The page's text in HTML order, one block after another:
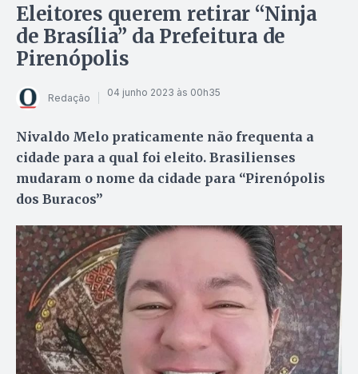
Eleitores querem retirar “Ninja
de Brasília” da Prefeitura de
Pirenópolis
Redação 04 junho 2023 às 00h35
Nivaldo Melo praticamente não frequenta a
cidade para a qual foi eleito. Brasilienses
mudaram o nome da cidade para “Pirenópolis
dos Buracos”